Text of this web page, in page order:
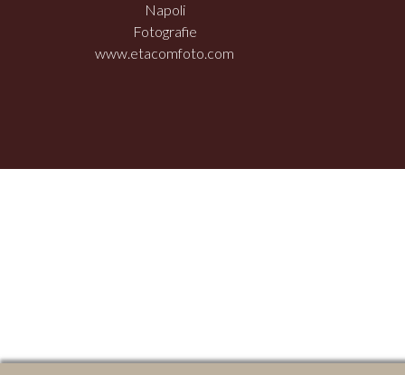
Napoli
Fotografie
www.etacomfoto.com